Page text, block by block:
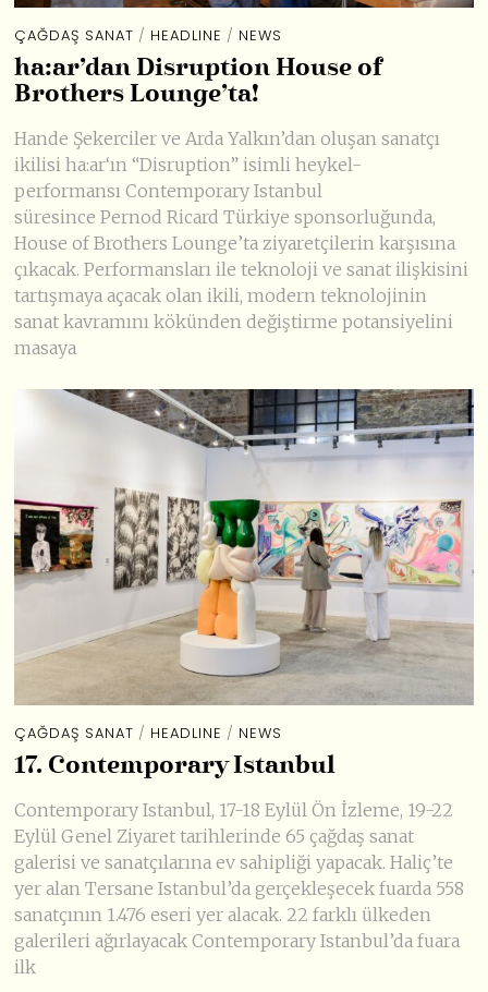
ÇAĞDAŞ SANAT / HEADLINE / NEWS
ha:ar’dan Disruption House of
Brothers Lounge’ta!
Hande Şekerciler ve Arda Yalkın’dan oluşan sanatçı
ikilisi ha:ar‘ın “Disruption” isimli heykel-
performansı Contemporary Istanbul
süresince Pernod Ricard Türkiye sponsorluğunda,
House of Brothers Lounge’ta ziyaretçilerin karşısına
çıkacak. Performansları ile teknoloji ve sanat ilişkisini
tartışmaya açacak olan ikili, modern teknolojinin
sanat kavramını kökünden değiştirme potansiyelini
masaya
ÇAĞDAŞ SANAT / HEADLINE / NEWS
17. Contemporary Istanbul
Contemporary Istanbul, 17-18 Eylül Ön İzleme, 19-22
Eylül Genel Ziyaret tarihlerinde 65 çağdaş sanat
galerisi ve sanatçılarına ev sahipliği yapacak. Haliç’te
yer alan Tersane Istanbul’da gerçekleşecek fuarda 558
sanatçının 1.476 eseri yer alacak. 22 farklı ülkeden
galerileri ağırlayacak Contemporary Istanbul’da fuara
ilk